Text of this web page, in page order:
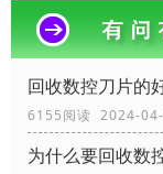
回收数控刀片的
6155阅读 2024-
为什么要回收数